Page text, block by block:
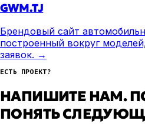
GWM.TJ
Брендовый сайт
построенный вокруг
заявок. →
ЕСТЬ ПРОЕКТ?
НАПИШИТЕ НАМ.
ПОНЯТЬ